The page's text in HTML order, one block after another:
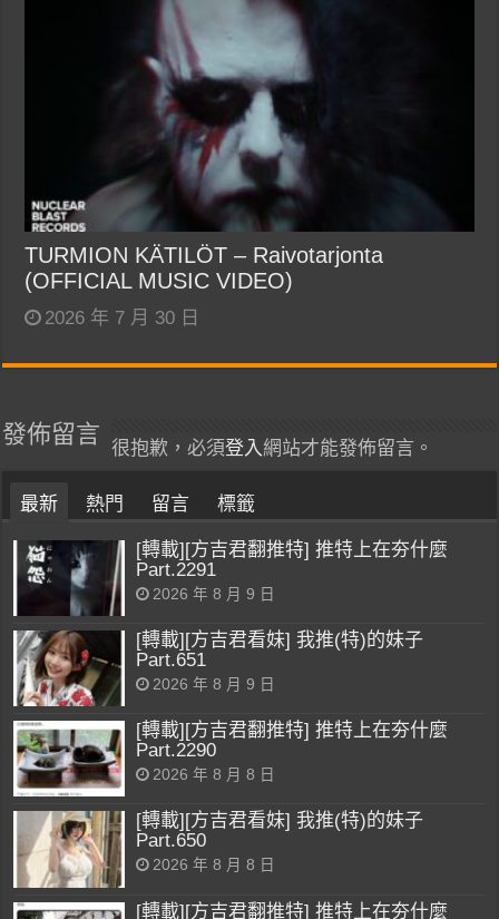
TURMION KÄTILÖT – Raivotarjonta
(OFFICIAL MUSIC VIDEO)
2026 年 7 月 30 日
發佈留言
很抱歉，必須登入網站才能發佈留言。
最新 熱門 留言 標籤
[轉載][方吉君翻推特] 推特上在夯什麼
Part.2291
2026 年 8 月 9 日
[轉載][方吉君看妹] 我推(特)的妹子
Part.651
2026 年 8 月 9 日
[轉載][方吉君翻推特] 推特上在夯什麼
Part.2290
2026 年 8 月 8 日
[轉載][方吉君看妹] 我推(特)的妹子
Part.650
2026 年 8 月 8 日
[轉載][方吉君翻推特] 推特上在夯什麼